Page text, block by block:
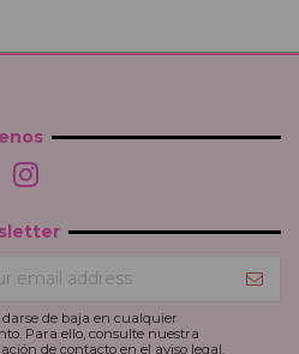
darse de baja en cualquier
Para ello, consulte nuestra
de contacto en el aviso legal.